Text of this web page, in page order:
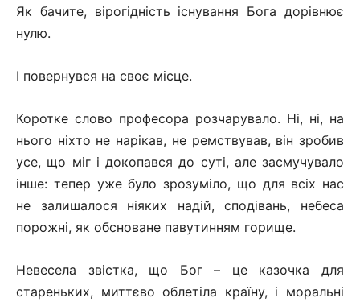
Як бачите, вірогідність існування Бога дорівнює
нулю.
І повернувся на своє місце.
Коротке слово професора розчарувало. Ні, ні, на
нього ніхто не нарікав, не ремствував, він зробив
усе, що міг і докопався до суті, але засмучувало
інше: тепер уже було зрозуміло, що для всіх нас
не залишалося ніяких надій, сподівань, небеса
порожні, як обсноване павутинням горище.
Невесела звістка, що Бог – це казочка для
стареньких, миттєво облетіла країну, і моральні